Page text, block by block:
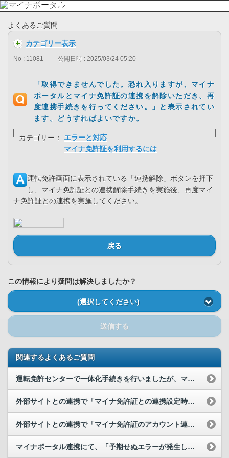
よくあるご質問
カテゴリー表示
No : 11081 公開日時 : 2025/03/24 05:20
「取得できませんでした。恐れ入りますが、マイナ
ポータルとマイナ免許証の連携を解除いただき、再
度連携手続きを行ってください。」と表示されてい
ます。どうすればよいですか。
カテゴリー：
エラーと対応
マイナ免許証を利用するには
運転免許画面に表示されている「連携解除」ボタンを押下
し、マイナ免許証との連携解除手続きを実施後、再度マイ
ナ免許証との連携を実施してください。
戻る
この情報により疑問は解決しましたか？
(選択してください)
送信する
関連するよくあるご質問
運転免許センターで一体化手続きを行いましたが、マイナポータルでは未連携と表示されており、運転免...
外部サイトとの連携で「マイナ免許証との連携設定時にエラーが発生しています」と表示され連携できま...
外部サイトとの連携で「マイナ免許証のアカウント連携解除処理に失敗しました」と表示されています。...
マイナポータル連携にて、「予期せぬエラーが発生しました。このウィンドウを閉じてください。」と表...